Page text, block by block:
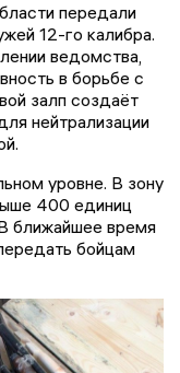
передали
12-го калибра.
ведомства,
в борьбе с
залп создаёт
нейтрализации
уровне. В зону
400 единиц
ближайшее время
бойцам